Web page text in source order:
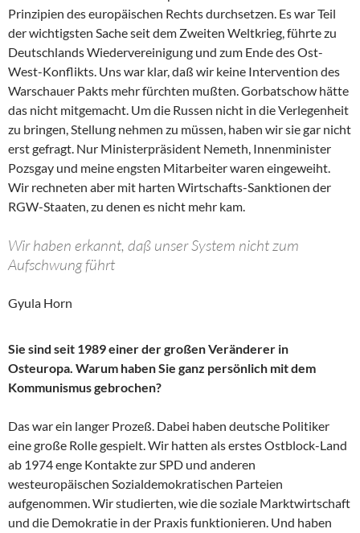
Prinzipien des europäischen Rechts durchsetzen. Es war Teil
der wichtigsten Sache seit dem Zweiten Weltkrieg, führte zu
Deutschlands Wiedervereinigung und zum Ende des Ost-
West-Konflikts. Uns war klar, daß wir keine Intervention des
Warschauer Pakts mehr fürchten mußten. Gorbatschow hätte
das nicht mitgemacht. Um die Russen nicht in die Verlegenheit
zu bringen, Stellung nehmen zu müssen, haben wir sie gar nicht
erst gefragt. Nur Ministerpräsident Nemeth, Innenminister
Pozsgay und meine engsten Mitarbeiter waren eingeweiht.
Wir rechneten aber mit harten Wirtschafts-Sanktionen der
RGW-Staaten, zu denen es nicht mehr kam.
Wir haben erkannt, daß unser System nicht zum
Aufschwung führt
Gyula Horn
Sie sind seit 1989 einer der großen Veränderer in
Osteuropa. Warum haben Sie ganz persönlich mit dem
Kommunismus gebrochen?
Das war ein langer Prozeß. Dabei haben deutsche Politiker
eine große Rolle gespielt. Wir hatten als erstes Ostblock-Land
ab 1974 enge Kontakte zur SPD und anderen
westeuropäischen Sozialdemokratischen Parteien
aufgenommen. Wir studierten, wie die soziale Marktwirtschaft
und die Demokratie in der Praxis funktionieren. Und haben